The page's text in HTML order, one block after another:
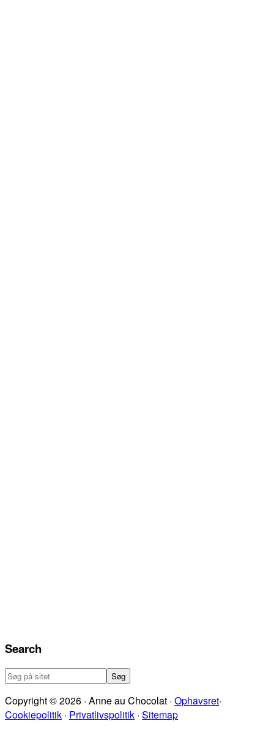
Search
Søg
sitet
Copyright © 2026 · Anne au Chocolat · Ophavsret·
Cookiepolitik · Privatlivspolitik · Sitemap